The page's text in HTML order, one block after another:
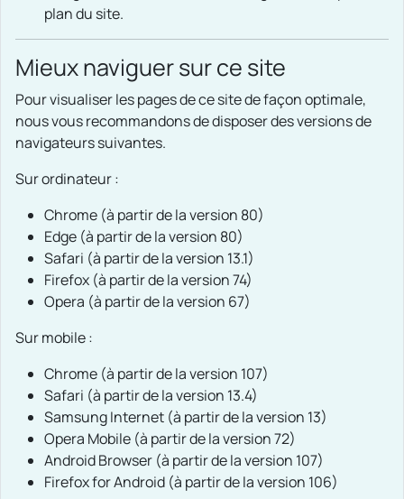
plan du site.
Mieux naviguer sur ce site
Pour visualiser les pages de ce site de façon optimale,
nous vous recommandons de disposer des versions de
navigateurs suivantes.
Sur ordinateur :
Chrome (à partir de la version 80)
Edge (à partir de la version 80)
Safari (à partir de la version 13.1)
Firefox (à partir de la version 74)
Opera (à partir de la version 67)
Sur mobile :
Chrome (à partir de la version 107)
Safari (à partir de la version 13.4)
Samsung Internet (à partir de la version 13)
Opera Mobile (à partir de la version 72)
Android Browser (à partir de la version 107)
Firefox for Android (à partir de la version 106)